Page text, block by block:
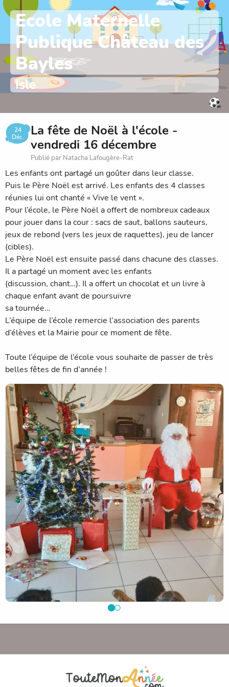
Ecole Maternelle
Publique Château des
Bayles
Isle
24
Déc.
La fête de Noël à l'école -
vendredi 16 décembre
Publié par Natacha Lafougère-Rat
Les enfants ont partagé un goûter dans leur classe.
Puis le Père Noël est arrivé. Les enfants des 4 classes
réunies lui ont chanté « Vive le vent ».
Pour l’école, le Père Noël a offert de nombreux cadeaux
pour jouer dans la cour : sacs de saut, ballons sauteurs,
jeux de rebond (vers les jeux de raquettes), jeu de lancer
(cibles).
Le Père Noël est ensuite passé dans chacune des classes.
Il a partagé un moment avec les enfants
(discussion, chant…). Il a offert un chocolat et un livre à
chaque enfant avant de poursuivre
sa tournée…
L’équipe de l’école remercie l’association des parents
d’élèves et la Mairie pour ce moment de fête.
Toute l’équipe de l’école vous souhaite de passer de très
belles fêtes de fin d’année !